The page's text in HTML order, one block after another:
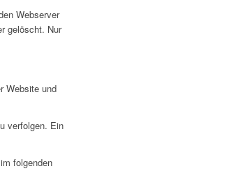
Webserver
gelöscht. Nur
Website und
verfolgen. Ein
folgenden